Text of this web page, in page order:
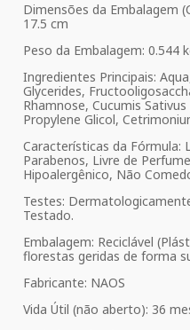
Dimensões da Embalagem
17.5 cm
Peso da Embalagem: 0.544
Ingredientes Principais:
Glycerides,
Rhamnose, Cucumis
Propylene Glicol,
Características da Fórmula:
Parabenos, Livre de
Hipoalergênico, Não
Testes:
Testado.
Embalagem: Reciclável
florestas geridas de forma
Fabricante: NAOS
Vida Útil (não aberto): 36